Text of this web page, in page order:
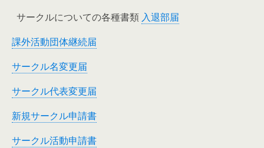
サークルについての各種書類 入退部届
課外活動団体継続届
サークル名変更届
サークル代表変更届
新規サークル申請書
サークル活動申請書